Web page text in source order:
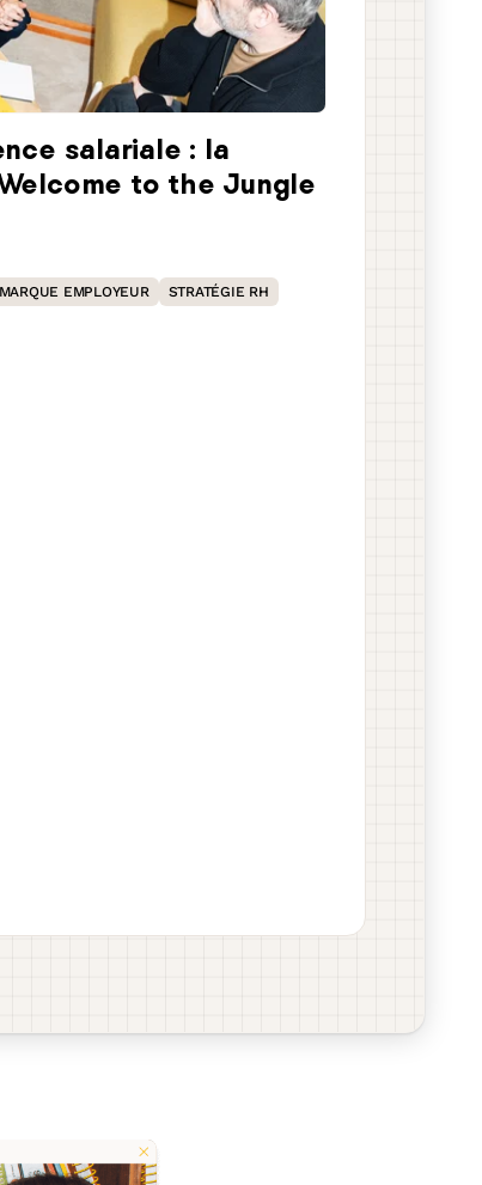
salariale : la
to the Jungle
MARQUE EMPLOYEUR STRATÉGIE RH